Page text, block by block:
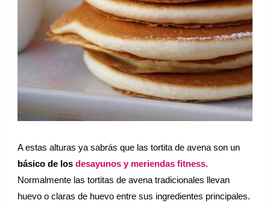
A estas alturas ya sabrás que las tortita de avena son un
básico de los desayunos y meriendas fitness.
Normalmente las tortitas de avena tradicionales llevan
huevo o claras de huevo entre sus ingredientes principales.